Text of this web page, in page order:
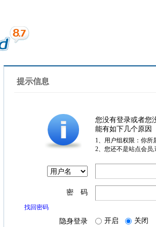
提示信息
您没有登录或者您
能有如下几个原因
1、用户组权限：你所
2、您还不是站点会员
密 码
找回密码
隐身登录 开启 关闭